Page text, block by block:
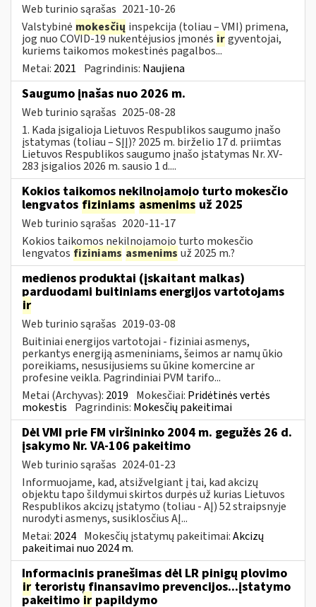
Web turinio sąrašas 2021-10-26
Valstybinė mokesčių inspekcija (toliau – VMI) primena,
jog nuo COVID-19 nukentėjusios įmonės irgyventojai,
kuriems taikomos mokestinės pagalbos...
Metai: 2021 Pagrindinis: Naujiena
Saugumo įnašas nuo 2026 m.
Web turinio sąrašas 2025-08-28
1. Kada įsigalioja Lietuvos Respublikos saugumo įnašo
įstatymas (toliau – SĮĮ)? 2025 m. birželio 17 d. priimtas
Lietuvos Respublikos saugumo įnašo įstatymas Nr. XV-
283 įsigalios 2026 m. sausio 1 d....
Kokios taikomos nekilnojamojo turto mokesčio
lengvatos fiziniams asmenims už 2025
Web turinio sąrašas 2020-11-17
Kokios taikomos nekilnojamojo turto mokesčio
lengvatos fiziniams asmenims už 2025 m.?
medienos produktai (įskaitant malkas)
parduodami buitiniams energijos vartotojams
ir
Web turinio sąrašas 2019-03-08
Buitiniai energijos vartotojai - fiziniai asmenys,
perkantys energiją asmeniniams, šeimos ar namų ūkio
poreikiams, nesusijusiems su ūkine komercine ar
profesine veikla. Pagrindiniai PVM tarifo...
Metai (Archyvas): 2019 Mokesčiai: Pridėtinės vertės
mokestis Pagrindinis: Mokesčių pakeitimai
Dėl VMI prie FM viršininko 2004 m. gegužės 26 d.
įsakymo Nr. VA-106 pakeitimo
Web turinio sąrašas 2024-01-23
Informuojame, kad, atsižvelgiant į tai, kad akcizų
objektu tapo šildymui skirtos durpės už kurias Lietuvos
Respublikos akcizų įstatymo (toliau - AĮ) 52 straipsnyje
nurodyti asmenys, susiklosčius AĮ...
Metai: 2024 Mokesčių įstatymų pakeitimai:Akcizų
pakeitimai nuo 2024 m.
Informacinis pranešimas dėl LR pinigų plovimo
ir teroristų finansavimo prevencijos...įstatymo
pakeitimo ir papildymo